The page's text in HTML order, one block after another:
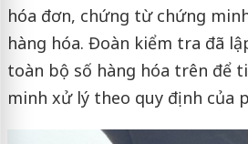
hóa đơn, chứng từ chứng
hàng hóa. Đoàn kiểm tra đã
toàn bộ số hàng hóa trên để
minh xử lý theo quy định của